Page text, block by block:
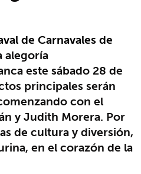
de Carnavales de
alegoría
este sábado 28 de
principales serán
con el
y Judith Morera. Por
de cultura y diversión,
en el corazón de la